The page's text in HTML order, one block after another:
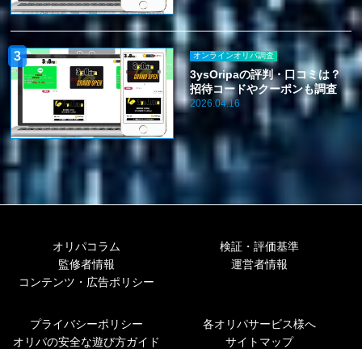
オンラインオリパ調査
3ysOripaの評判・口コミは？
招待コードやクーポンも調査
2026.04.16
オリパコラム
検証・評価基準
監修者情報
運営者情報
コンテンツ・広告ポリシー
プライバシーポリシー
各オリパサービス様へ
オリパの安全な遊び方ガイド
サイトマップ